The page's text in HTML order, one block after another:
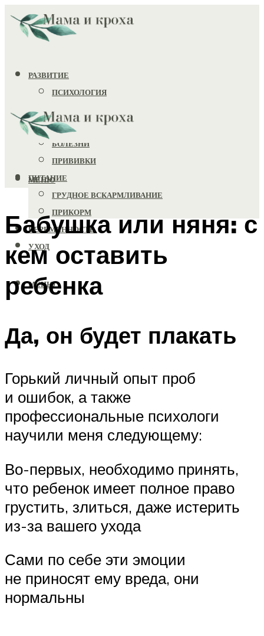
РАЗВИТИЕ
ПСИХОЛОГИЯ
ИГРУШКИ
ЗДОРОВЬЕ
БОЛЕЗНИ
ПРИВИВКИ
ПИТАНИЕ
ГРУДНОЕ ВСКАРМЛИВАНИЕ
ПРИКОРМ
БЕРЕМЕННОСТЬ
УХОД
МЕНЮ
МЕНЮ
Бабушка или няня: с
кем оставить
ребенка
Да, он будет плакать
Горький личный опыт проб
и ошибок, а также
профессиональные психологи
научили меня следующему:
Во-первых, необходимо принять,
что ребенок имеет полное право
грустить, злиться, даже истерить
из-за вашего ухода
Сами по себе эти эмоции
не приносят ему вреда, они
нормальны